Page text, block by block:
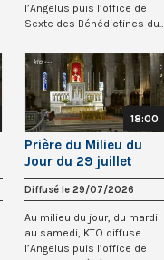
l’Angelus puis l’office de
Sexte des Bénédictines du
18:00
Prière du Milieu du
Jour du 29 juillet
2026 au Sacré-Coeur
de Montmartre
Diffusé le 29/07/2026
Au milieu du jour, du mardi
au samedi, KTO diffuse
l’Angelus puis l’office de